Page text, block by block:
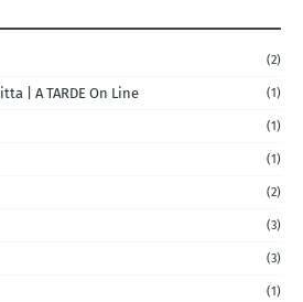
(2)
| A TARDE On Line (1)
(1)
(1)
(2)
(3)
(3)
(1)